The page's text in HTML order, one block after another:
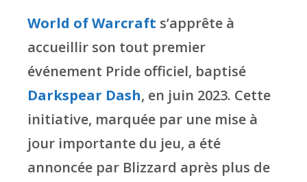
World of Warcraft s’apprête à
accueillir son tout premier
événement Pride officiel, baptisé
Darkspear Dash, en juin 2023. Cette
initiative, marquée par une mise à
jour importante du jeu, a été
annoncée par Blizzard après plus de